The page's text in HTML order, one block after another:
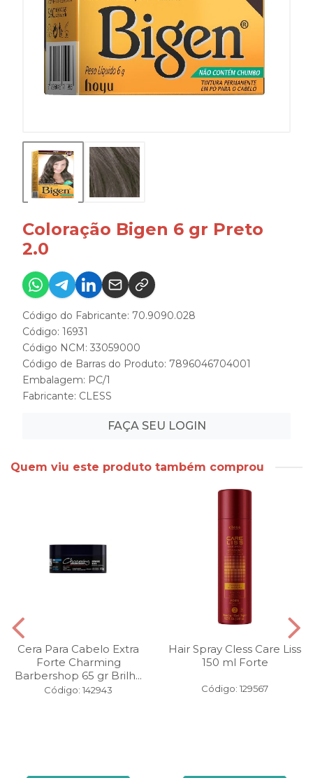
Coloração Bigen 6 gr Preto
2.0
Código do Fabricante: 70.9090.028
Código: 16931
Código NCM: 33059000
Código de Barras do Produto: 7896046704001
Embalagem: PC/1
Fabricante: CLESS
FAÇA SEU LOGIN
Quem viu este produto também comprou
Cera Para Cabelo Extra
Forte Charming
Barbershop 65 gr Brilh...
Código: 142943
Hair Spray Cless Care Liss
150 ml Forte
Código: 129567